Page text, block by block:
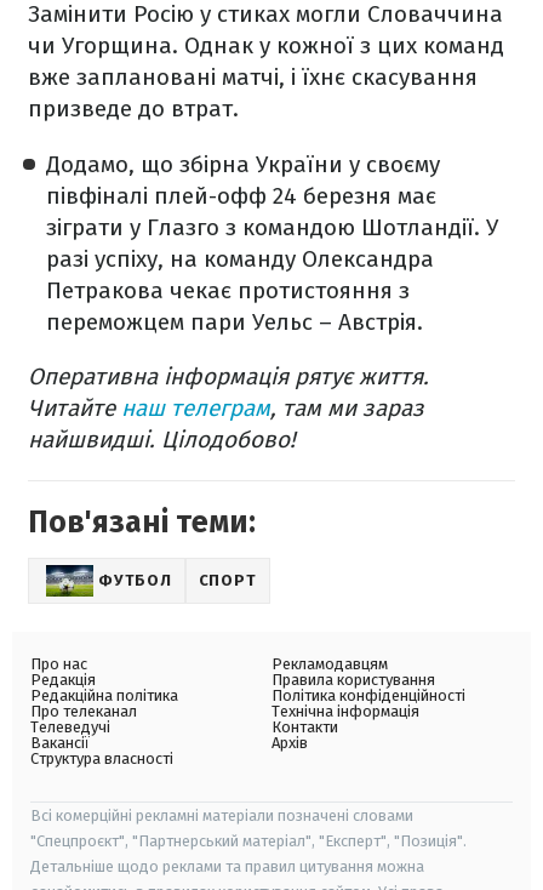
Замінити Росію у стиках могли Словаччина
чи Угорщина. Однак у кожної з цих команд
вже заплановані матчі, і їхнє скасування
призведе до втрат.
Додамо, що збірна України у своєму
півфіналі плей-офф 24 березня має
зіграти у Глазго з командою Шотландії. У
разі успіху, на команду Олександра
Петракова чекає протистояння з
переможцем пари Уельс – Австрія.
Оперативна інформація рятує життя.
Читайтенаш телеграм, там ми зараз
найшвидші. Цілодобово!
Пов'язані теми:
ФУТБОЛ СПОРТ
Про нас
Редакція
Редакційна політика
Про телеканал
Телеведучі
Вакансії
Структура власності
Рекламодавцям
Правила користування
Політика конфіденційності
Технічна інформація
Контакти
Архів
Всі комерційні рекламні матеріали позначені словами
"Спецпроєкт", "Партнерський матеріал", "Експерт", "Позиція".
Детальніше щодо реклами та правил цитування можна